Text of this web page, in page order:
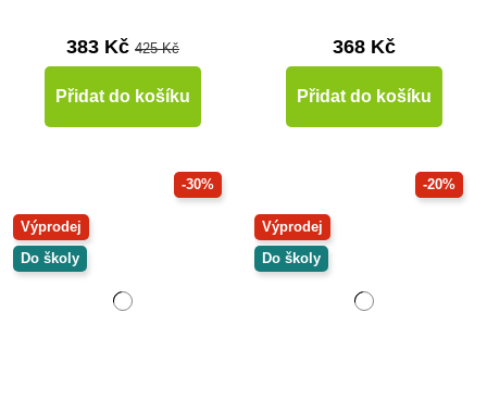
383 Kč 425 Kč
Přidat do košíku
368 Kč
Přidat do košíku
-30%
Výprodej
Do školy
-20%
Výprodej
Do školy